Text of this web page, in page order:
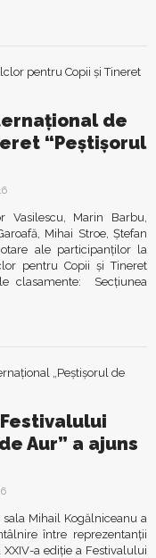
de
“Peştişorul
Vasilescu, Marin Barbu,
Mihai Stroe, Ştefan
ale participanţilor la
pentru Copii şi Tineret
clasamente: Secţiunea
Aur” a ajuns
Mihail Kogălniceanu a
între reprezentanţii
a ediţie a Festivalului